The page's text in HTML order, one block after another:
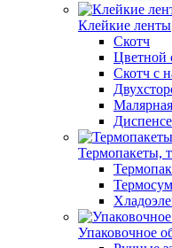
Клейкие ленты
Скотч
Цветной
Скотч с
Термопакеты,
Упаковочное